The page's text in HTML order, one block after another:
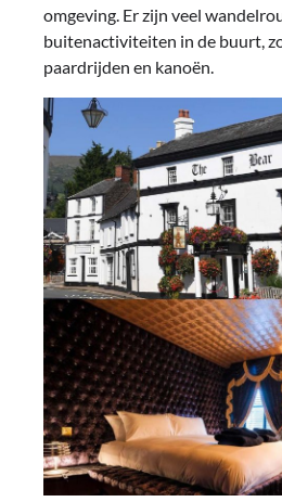
omgeving. Er zijn veel
buitenactiviteiten in de buurt,
paardrijden en kanoën.